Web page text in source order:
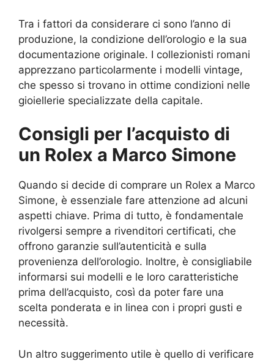
Tra i fattori da considerare ci sono l’anno di
produzione, la condizione dell’orologio e la sua
documentazione originale. I collezionisti romani
apprezzano particolarmente i modelli vintage,
che spesso si trovano in ottime condizioni nelle
gioiellerie specializzate della capitale.
Consigli per l’acquisto di
un Rolex a Marco Simone
Quando si decide di comprare un Rolex a Marco
Simone, è essenziale fare attenzione ad alcuni
aspetti chiave. Prima di tutto, è fondamentale
rivolgersi sempre a rivenditori certificati, che
offrono garanzie sull’autenticità e sulla
provenienza dell’orologio. Inoltre, è consigliabile
informarsi sui modelli e le loro caratteristiche
prima dell’acquisto, così da poter fare una
scelta ponderata e in linea con i propri gusti e
necessità.
Un altro suggerimento utile è quello di verificare